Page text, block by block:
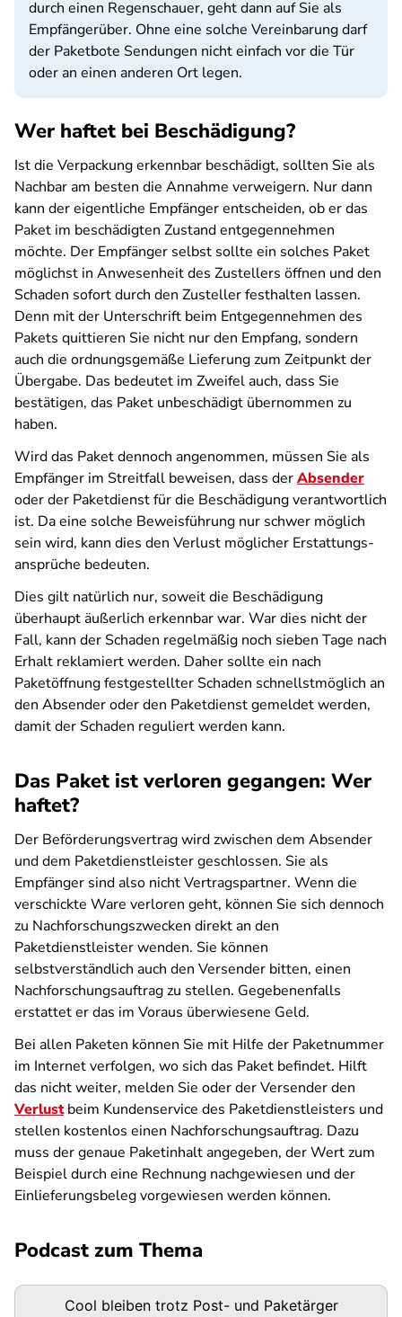
durch einen Regenschauer, geht dann auf Sie als
Empfängerüber. Ohne eine solche Vereinbarung darf
der Paketbote Sendungen nicht einfach vor die Tür
oder an einen anderen Ort legen.
Wer haftet bei Beschädigung?
Ist die Verpackung erkennbar beschädigt, sollten Sie als
Nachbar am besten die Annahme verweigern. Nur dann
kann der eigentliche Empfänger entscheiden, ob er das
Paket im beschädigten Zustand entgegennehmen
möchte. Der Empfänger selbst sollte ein solches Paket
möglichst in Anwesenheit des Zustellers öffnen und den
Schaden sofort durch den Zusteller festhalten lassen.
Denn mit der Unterschrift beim Entgegennehmen des
Pakets quittieren Sie nicht nur den Empfang, sondern
auch die ordnungsgemäße Lieferung zum Zeitpunkt der
Übergabe. Das bedeutet im Zweifel auch, dass Sie
bestätigen, das Paket unbeschädigt übernommen zu
haben.
Wird das Paket dennoch angenommen, müssen Sie als
Empfänger im Streitfall beweisen, dass derAbsender
oder der Paketdienst für die Beschädigung verantwortlich
ist. Da eine solche Beweisführung nur schwer möglich
sein wird, kann dies den Verlust möglicher Erstattungs­
ansprüche bedeuten.
Dies gilt natürlich nur, soweit die Beschädigung
überhaupt äußerlich erkennbar war. War dies nicht der
Fall, kann der Schaden regelmäßig noch sieben Tage nach
Erhalt reklamiert werden. Daher sollte ein nach
Paketöffnung festgestellter Schaden schnellstmöglich an
den Absender oder den Paketdienst gemeldet werden,
damit der Schaden reguliert werden kann.
Das Paket ist verloren gegangen: Wer
haftet?
Der Beförderungsvertrag wird zwischen dem Absender
und dem Paketdienstleister geschlossen. Sie als
Empfänger sind also nicht Vertragspartner. Wenn die
verschickte Ware verloren geht, können Sie sich dennoch
zu Nachforschungszwecken direkt an den
Paketdienstleister wenden. Sie können
selbstverständlich auch den Versender bitten, einen
Nachforschungsauftrag zu stellen. Gegebenenfalls
erstattet er das im Voraus überwiesene Geld.
Bei allen Paketen können Sie mit Hilfe der Paketnummer
im Internet verfolgen, wo sich das Paket befindet. Hilft
das nicht weiter, melden Sie oder der Versender den
Verlustbeim Kundenservice des Paketdienstleisters und
stellen kostenlos einen Nachforschungsauftrag. Dazu
muss der genaue Paketinhalt angegeben, der Wert zum
Beispiel durch eine Rechnung nachgewiesen und der
Einlieferungsbeleg vorgewiesen werden können.
Podcast zum Thema
Podigee-Cool bleiben trotz Post- und Paketärger